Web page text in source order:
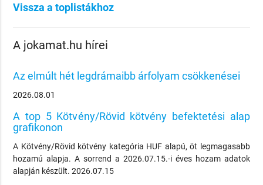
Vissza a toplistákhoz
A jokamat.hu hírei
Az elmúlt hét legdrámaibb árfolyam csökkenései
2026.08.01
A top 5 Kötvény/Rövid kötvény befektetési alap
grafikonon
A Kötvény/Rövid kötvény kategória HUF alapú, öt legmagasabb
hozamú alapja. A sorrend a 2026.07.15.-i éves hozam adatok
alapján készült. 2026.07.15